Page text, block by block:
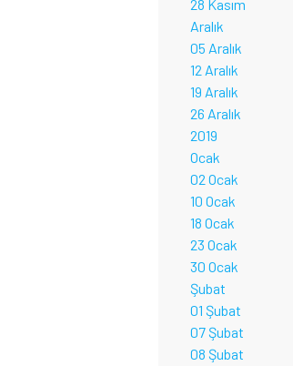
28 Kasım
Aralık
05 Aralık
12 Aralık
19 Aralık
26 Aralık
2019
Ocak
02 Ocak
10 Ocak
18 Ocak
23 Ocak
30 Ocak
Şubat
01 Şubat
07 Şubat
08 Şubat